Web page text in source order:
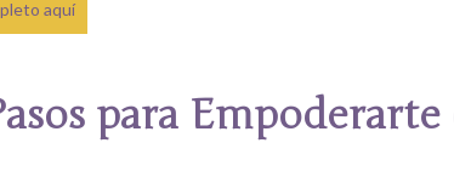
aquí
para